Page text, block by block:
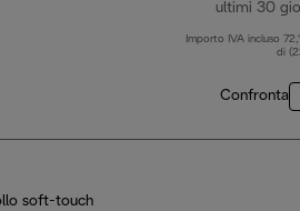
ultimi 30
Importo IVA incluso
di
Confronta
soft-touch